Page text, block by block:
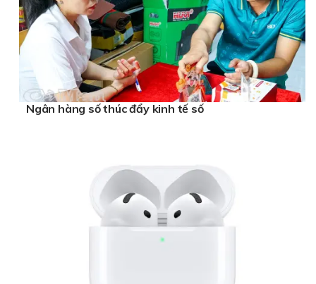
Ngân hàng số thúc đẩy kinh tế số